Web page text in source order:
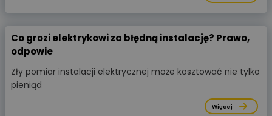
Co grozi elektrykowi za błędną instalację? Prawo,
odpowie
Zły pomiar instalacji elektrycznej może kosztować nie tylko
pieniąd
Więcej